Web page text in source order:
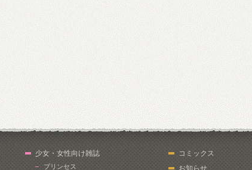
少女・女性向け雑誌
プリンセス
コミックス
お知らせ